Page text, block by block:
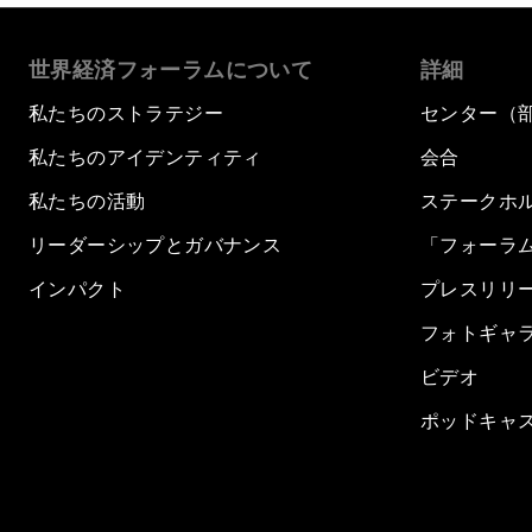
世界経済フォーラムについて
私たちのストラテジー
私たちのアイデンティティ
私たちの活動
リーダーシップとガバナンス
インパクト
詳細
センター（
会合
ステークホ
「フォーラ
プレスリリ
フォトギャ
ビデオ
ポッドキャ